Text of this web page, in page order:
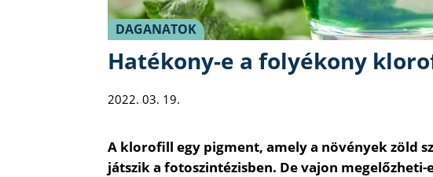
DAGANATOK
Hatékony-e a folyékony
2022. 03. 19.
A klorofill egy pigment, amely a növények zöld
játszik a fotoszintézisben. De vajon